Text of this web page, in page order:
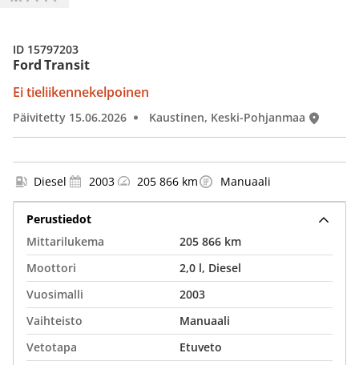
Ford Transit
Ei tieliikennekelpoinen
Päivitetty 15.06.2026 Kaustinen, Keski-Pohjanmaa
ID 15797203
Diesel 2003 205 866 km Manuaali
Perustiedot
Mittarilukema
205 866 km
Moottori
2,0 l, Diesel
Vuosimalli
2003
Vaihteisto
Manuaali
Vetotapa
Etuveto